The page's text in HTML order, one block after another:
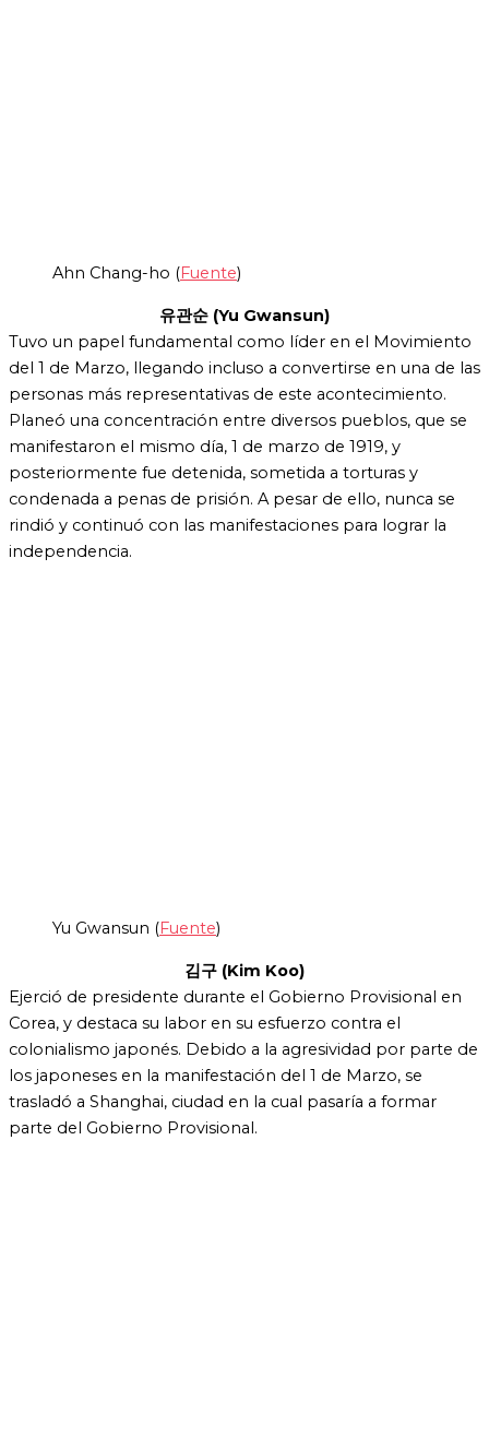
Ahn Chang-ho (Fuente)
유관순 (Yu Gwansun)
Tuvo un papel fundamental como líder en el Movimiento
del 1 de Marzo, llegando incluso a convertirse en una de las
personas más representativas de este acontecimiento.
Planeó una concentración entre diversos pueblos, que se
manifestaron el mismo día, 1 de marzo de 1919, y
posteriormente fue detenida, sometida a torturas y
condenada a penas de prisión. A pesar de ello, nunca se
rindió y continuó con las manifestaciones para lograr la
independencia.
Yu Gwansun (Fuente)
김구 (Kim Koo)
Ejerció de presidente durante el Gobierno Provisional en
Corea, y destaca su labor en su esfuerzo contra el
colonialismo japonés. Debido a la agresividad por parte de
los japoneses en la manifestación del 1 de Marzo, se
trasladó a Shanghai, ciudad en la cual pasaría a formar
parte del Gobierno Provisional.